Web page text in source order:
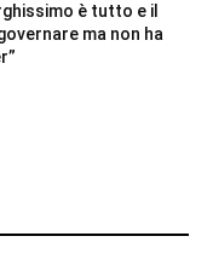
è tutto e il
ma non ha